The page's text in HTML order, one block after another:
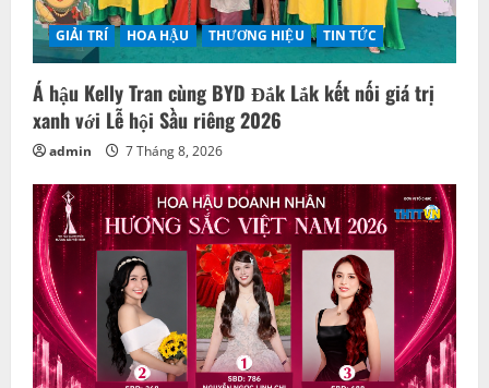
GIẢI TRÍ HOA HẬU THƯƠNG HIỆU TIN TỨC
Á hậu Kelly Tran cùng BYD Đắk Lắk kết nối giá trị
xanh với Lễ hội Sầu riêng 2026
admin 7 Tháng 8, 2026